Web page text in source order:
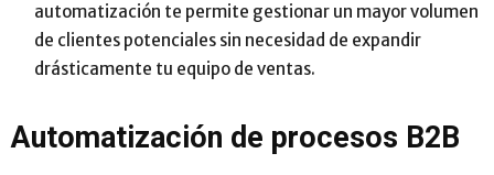
automatización te permite gestionar un mayor volumen
de clientes potenciales sin necesidad de expandir
drásticamente tu equipo de ventas.
Automatización de procesos B2B